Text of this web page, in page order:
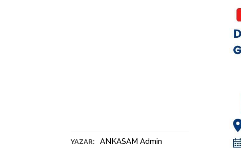
YAZAR: ANKASAM Admin